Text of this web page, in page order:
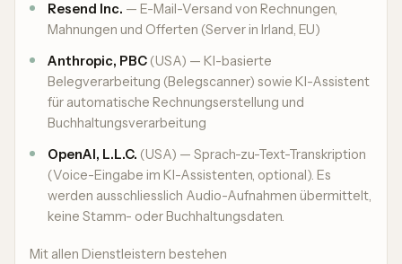
Resend Inc. — E-Mail-Versand von Rechnungen,
Mahnungen und Offerten (Server in Irland, EU)
Anthropic, PBC (USA) — KI-basierte
Belegverarbeitung (Belegscanner) sowie KI-Assistent
für automatische Rechnungserstellung und
Buchhaltungsverarbeitung
OpenAI, L.L.C. (USA) — Sprach-zu-Text-Transkription
(Voice-Eingabe im KI-Assistenten, optional). Es
werden ausschliesslich Audio-Aufnahmen übermittelt,
keine Stamm- oder Buchhaltungsdaten.
Mit allen Dienstleistern bestehen